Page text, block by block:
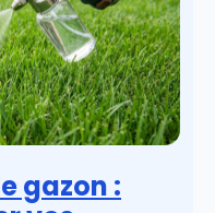
gazon :